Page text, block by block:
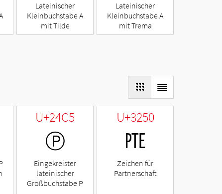
Lateinischer
Kleinbuchstabe A
mit Tilde
Lateinischer
Kleinbuchstabe A
mit Trema
U+24C5
Ⓟ
Eingekreister
lateinischer
Großbuchstabe P
U+3250
㉐
Zeichen für
Partnerschaft